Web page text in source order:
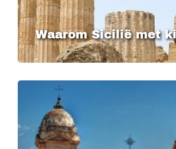
Waarom Sicilië met